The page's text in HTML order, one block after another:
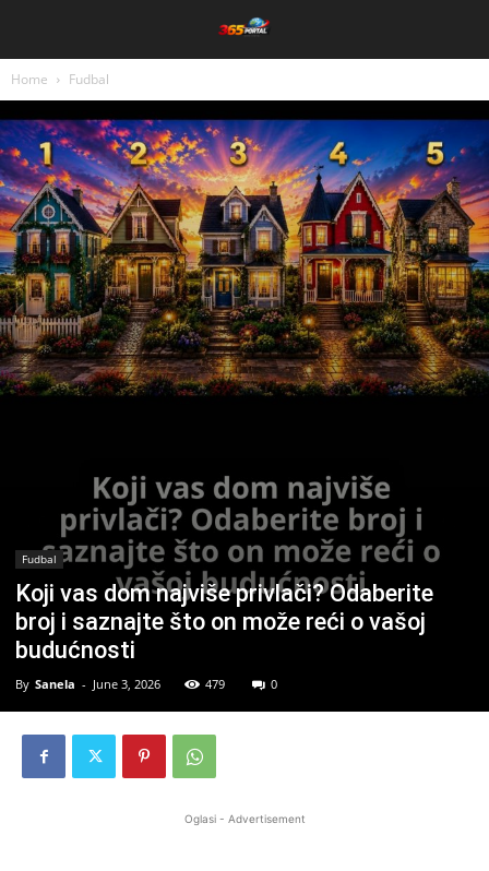
Home Fudbal
Fudbal
Koji vas dom najviše privlači? Odaberite
broj i saznajte što on može reći o vašoj
budućnosti
By Sanela - June 3, 2026 479 0
Oglasi - Advertisement